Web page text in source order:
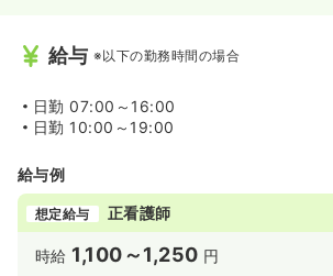
給与 ※以下の勤務時間の場合
日勤 07:00～16:00
日勤 10:00～19:00
給与例
想定給与 正看護師
時給 1,100～1,250 円